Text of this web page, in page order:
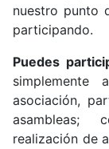
nuestro punto
participando.
Puedes
simplemente
asociación,
asambleas;
realización de